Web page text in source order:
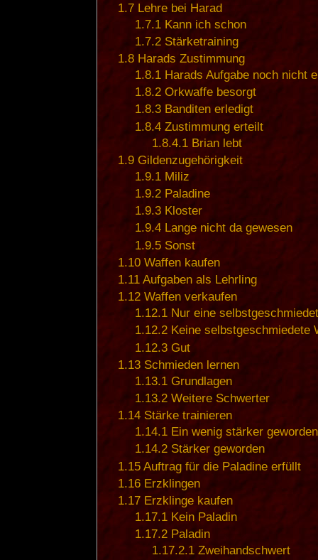
1.7 Lehre bei Harad
1.7.1 Kann ich schon
1.7.2 Stärketraining
1.8 Harads Zustimmung
1.8.1 Harads Aufgabe noch nicht
1.8.2 Orkwaffe besorgt
1.8.3 Banditen erledigt
1.8.4 Zustimmung erteilt
1.8.4.1 Brian lebt
1.9 Gildenzugehörigkeit
1.9.1 Miliz
1.9.2 Paladine
1.9.3 Kloster
1.9.4 Lange nicht da gewesen
1.9.5 Sonst
1.10 Waffen kaufen
1.11 Aufgaben als Lehrling
1.12 Waffen verkaufen
1.12.1 Nur eine
1.12.2 Keine selbstgeschmiedete
1.12.3 Gut
1.13 Schmieden lernen
1.13.1 Grundlagen
1.13.2 Weitere Schwerter
1.14 Stärke trainieren
1.14.1 Ein wenig stärker geworden
1.14.2 Stärker geworden
1.15 Auftrag für die Paladine erfüllt
1.16 Erzklingen
1.17 Erzklinge kaufen
1.17.1 Kein Paladin
1.17.2 Paladin
1.17.2.1 Zweihandschwert